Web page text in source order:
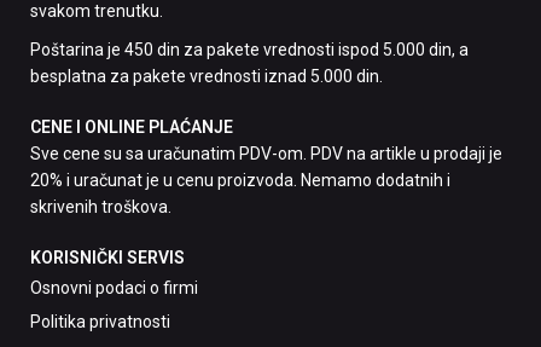
svakom trenutku.
Poštarina je 450 din za pakete vrednosti ispod 5.000 din, a
besplatna za pakete vrednosti iznad 5.000 din.
CENE I ONLINE PLAĆANJE
Sve cene su sa uračunatim PDV-om. PDV na artikle u prodaji je
20% i uračunat je u cenu proizvoda. Nemamo dodatnih i
skrivenih troškova.
KORISNIČKI SERVIS
Osnovni podaci o firmi
Politika privatnosti